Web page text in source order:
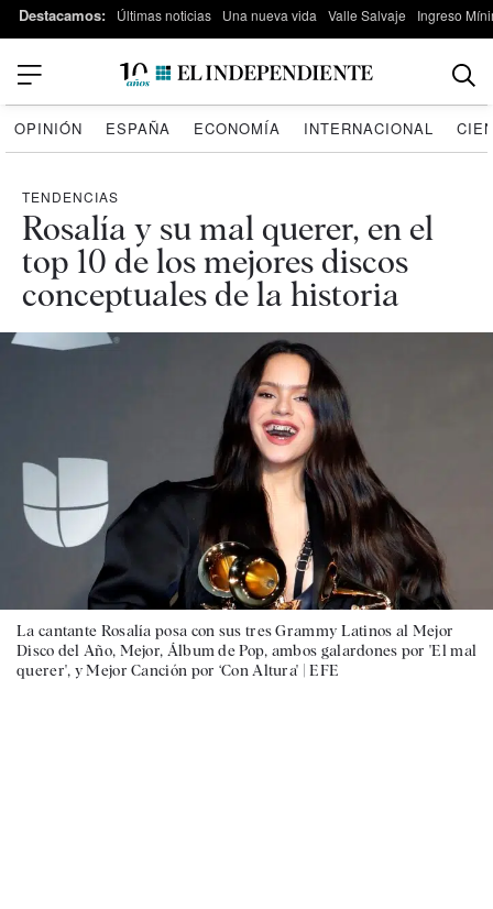
Destacamos: Últimas noticias Una nueva vida Valle Salvaje Ingreso
OPINIÓN ESPAÑA ECONOMÍA INTERNACIONAL
TENDENCIAS
Rosalía y su mal querer, en el
top 10 de los mejores discos
conceptuales de la historia
La cantante Rosalía posa con sus tres Grammy Latinos al Mejor
Disco del Año, Mejor, Álbum de Pop, ambos galardones por 'El mal
querer', y Mejor Canción por ‘Con Altura' |EFE